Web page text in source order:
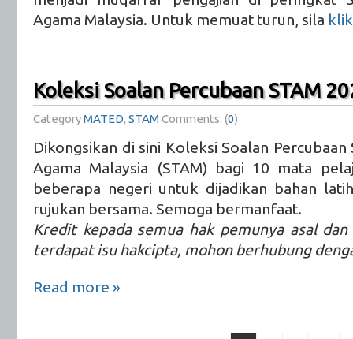
Agama Malaysia. Untuk memuat turun, sila
Koleksi Soalan Percubaan STAM
CategoryMATED, STAM Comments: (0)
Dikongsikan di sini Koleksi Soalan Percubaan
Agama Malaysia (STAM) bagi 10 mata
beberapa negeri untuk dijadikan bahan
rujukan bersama. Semoga bermanfaat.
Kredit kepada semua hak pemunya asal dan
terdapat isu hakcipta, mohon berhubung
Read more »